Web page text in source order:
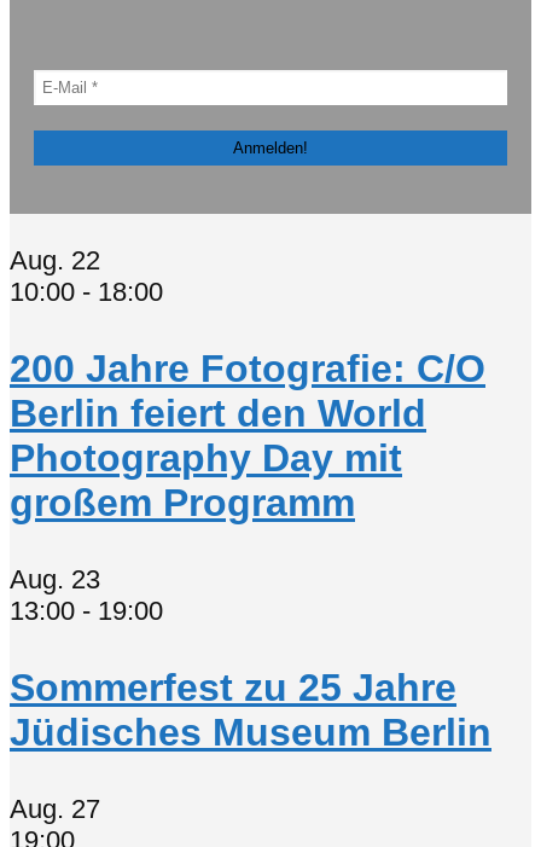
Aug. 22
10:00 - 18:00
200 Jahre Fotografie: C/O
Berlin feiert den World
Photography Day mit
großem Programm
Aug. 23
13:00 - 19:00
Sommerfest zu 25 Jahre
Jüdisches Museum Berlin
Aug. 27
19:00